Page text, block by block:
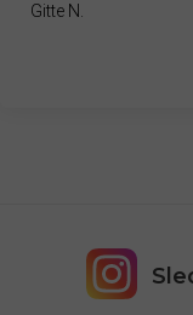
Gitte N.